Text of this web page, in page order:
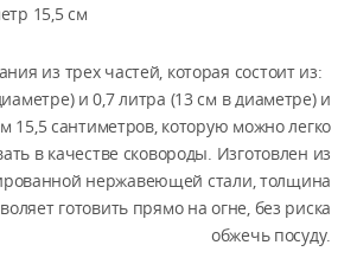
15,5 см
из трех частей, которая состоит из:
и 0,7 литра (13 см в диаметре) и
15,5 сантиметров, которую можно легко
в качестве сковороды. Изготовлен из
нержавеющей стали, толщина
готовить прямо на огне, без риска
обжечь посуду.